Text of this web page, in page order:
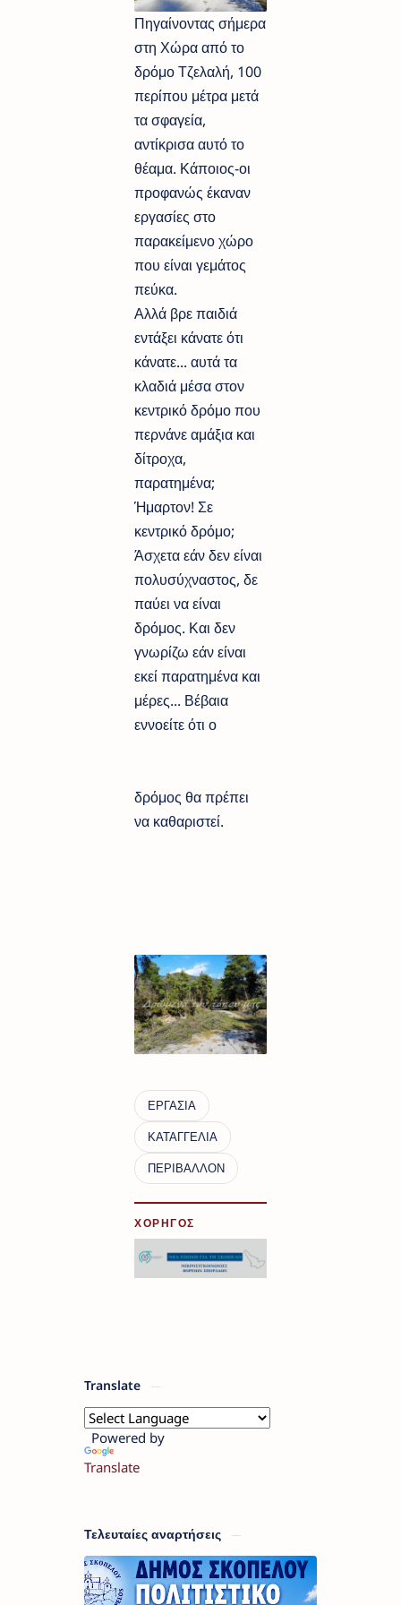
Πηγαίνοντας σήμερα
στη Χώρα από το
δρόμο Τζελαλή, 100
περίπου μέτρα μετά
τα σφαγεία,
αντίκρισα αυτό το
θέαμα. Κάποιος-οι
προφανώς έκαναν
εργασίες στο
παρακείμενο χώρο
που είναι γεμάτος
πεύκα.
Αλλά βρε παιδιά
εντάξει κάνατε ότι
κάνατε... αυτά τα
κλαδιά μέσα στον
κεντρικό δρόμο που
περνάνε αμάξια και
δίτροχα,
παρατημένα;
Ήμαρτον! Σε
κεντρικό δρόμο;
Άσχετα εάν δεν είναι
πολυσύχναστος, δε
παύει να είναι
δρόμος. Και δεν
γνωρίζω εάν είναι
εκεί παρατημένα και
μέρες... Βέβαια
εννοείτε ότι ο
δρόμος θα πρέπει
να καθαριστεί.
ΧΟΡΗΓΟΣ
Translate
Powered by
Translate
Τελευταίες αναρτήσεις